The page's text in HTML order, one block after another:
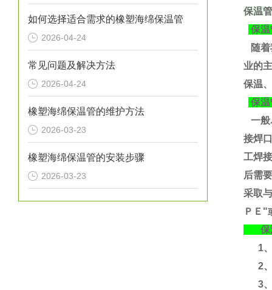
如何选择适合需求的橡塑海绵保温管
2026-04-24
常见问题及解决方法
2026-04-24
橡塑海绵保温管的维护方法
2026-03-23
橡塑海绵保温管的安装步骤
2026-03-23
保温
保
随着
业的
保温
保
一般
接焊
工焊
后需
采取
ＰＥ"
保
1、
2、
3、